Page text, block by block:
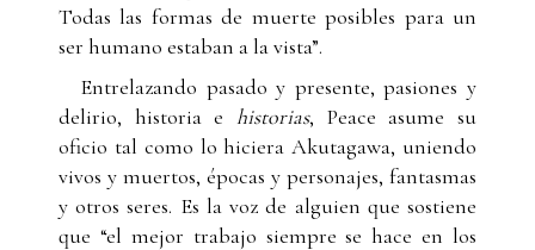
Todas las formas de muerte posibles para un
ser humano estaban a la vista”.
Entrelazando pasado y presente, pasiones y
delirio, historia e historias, Peace asume su
oficio tal como lo hiciera Akutagawa, uniendo
vivos y muertos, épocas y personajes, fantasmas
y otros seres. Es la voz de alguien que sostiene
que “el mejor trabajo siempre se hace en los